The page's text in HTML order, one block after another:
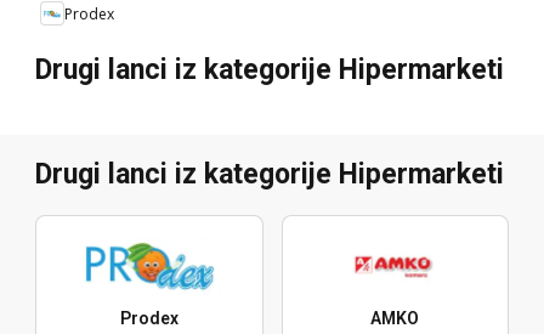
Prodex
Drugi lanci iz kategorije Hipermarketi
Drugi lanci iz kategorije Hipermarketi
Prodex AMKO